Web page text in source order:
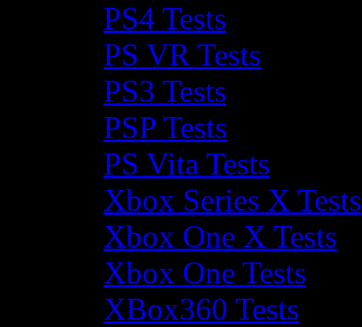
PS4 Tests
PS VR Tests
PS3 Tests
PSP Tests
PS Vita Tests
Xbox Series X Tests
Xbox One X Tests
Xbox One Tests
XBox360 Tests